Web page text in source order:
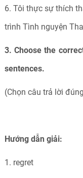
6. Tôi thực sự thích
trình Tình nguyện
3. Choose the
sentences.
(Chọn câu trả lời
Hướng dẫn giải:
1. regret 2.